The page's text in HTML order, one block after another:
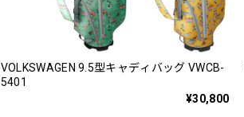
VOLKSWAGEN 9.5型キャディバッグ VWCB-
5401
¥30,800